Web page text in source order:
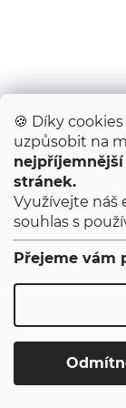
🍪 Díky
uzpůsobit na
stránek.
Využívejte náš
souhlas s
Přejeme vám
Kapsář do
Skladem (>10 ks)
1 350 Kč
Závěsný kapsář